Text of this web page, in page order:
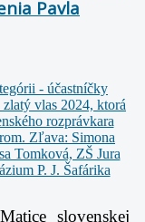
Pavla
slovenskej